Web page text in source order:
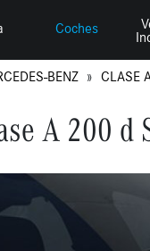
Coches
BENZ CLASE
A 200